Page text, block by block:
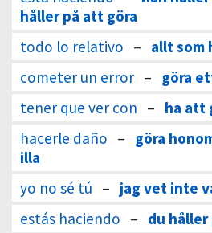
håller på att göra
todo lo relativo – allt som
cometer un error – göra
tener que ver con – ha att
hacerle daño – göra
illa
yo no sé tú – jag vet inte
estás haciendo – du håller